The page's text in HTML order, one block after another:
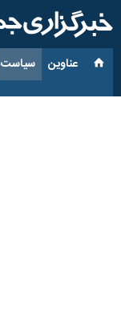
عناوین‌ سیاست